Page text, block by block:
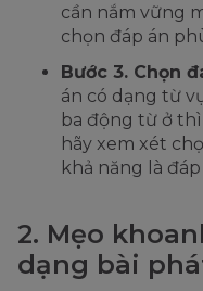
cần nắm vững
chọn đáp án
Bước 3. Chọn
án có dạng từ
ba động từ ở
hãy xem xét
khả năng là
2. Mẹo
dạng bài